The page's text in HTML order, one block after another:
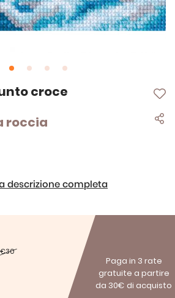
croce
roccia
descrizione completa
€30
Paga in 3 rate
gratuite a partire
da 30€ di acquisto